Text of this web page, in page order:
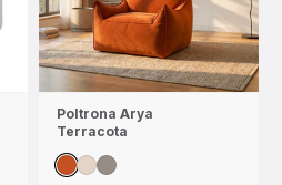
Poltrona Arya
Terracota